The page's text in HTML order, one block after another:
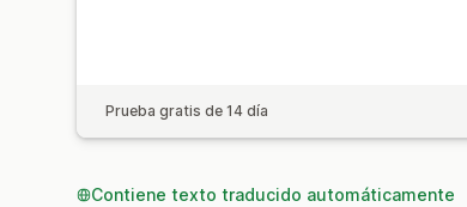
Prueba gratis de 14 día
Contiene texto traducido automáticamente